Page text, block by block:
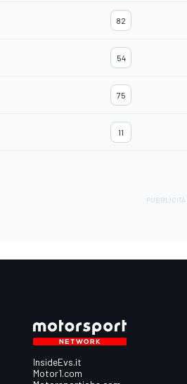
82
54
75
11
InsideEvs.it
Motor1.com